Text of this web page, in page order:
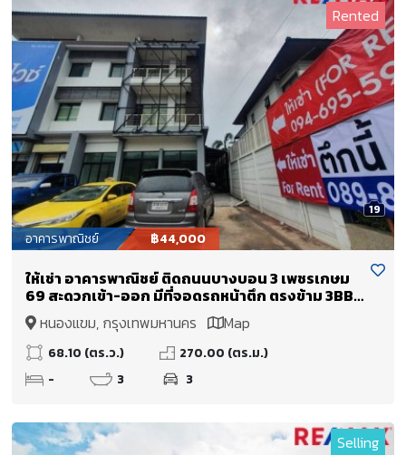
19
Rented
อาคารพาณิชย์ ฿44,000
ให้เช่า อาคารพาณิชย์ ติดถนนบางบอน 3 เพชรเกษม
69 สะดวกเข้า-ออก มีที่จอดรถหน้าตึก ตรงข้าม 3BB
center point
หนองแขม, กรุงเทพมหานคร Map
68.10 (ตร.ว.)
270.00 (ตร.ม.)
-
3 3
Selling